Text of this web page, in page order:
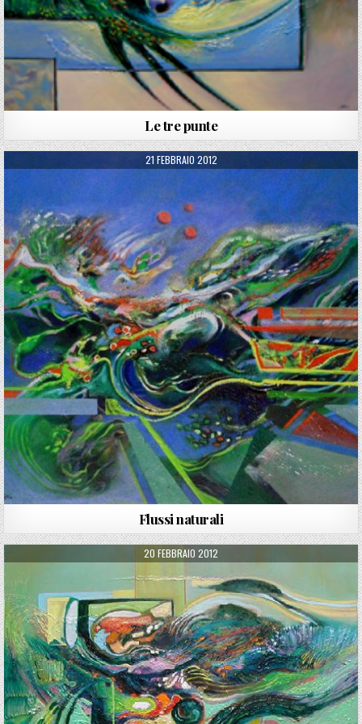
Le tre punte
PUBLISHED DATE:
21 FEBBRAIO 2012
Flussi naturali
PUBLISHED DATE:
20 FEBBRAIO 2012